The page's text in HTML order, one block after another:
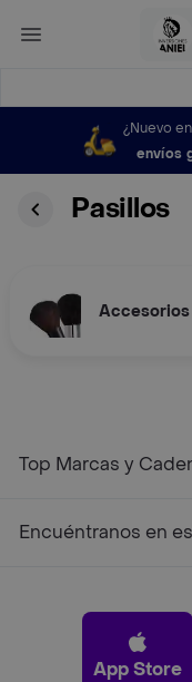
¿Nuevo
envíos
Pasillos
Accesorios
Top Marcas y
Encuéntranos en
App Store